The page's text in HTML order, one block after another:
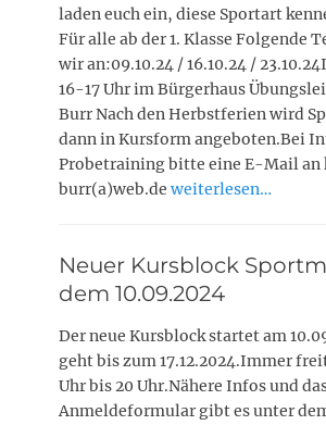
laden euch ein, diese Sportart
Für alle ab der 1. Klasse Folgende
wir an:09.10.24 / 16.10.24 /
16-17 Uhr im Bürgerhaus
Burr Nach den Herbstferien wird
dann in Kursform angeboten.Bei
Probetraining bitte eine E-Mail
burr(a)web.de weiterlesen…
Neuer Kursblock
dem 10.09.2024
Der neue Kursblock startet am
geht bis zum 17.12.2024.Immer
Uhr bis 20 Uhr.Nähere Infos und
Anmeldeformular gibt es unter